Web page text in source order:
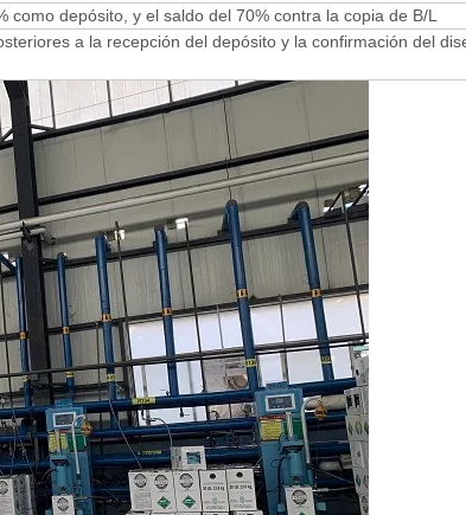
como depósito, y el saldo del 70% contra la copia de B/L
a la recepción del depósito y la confirmación del